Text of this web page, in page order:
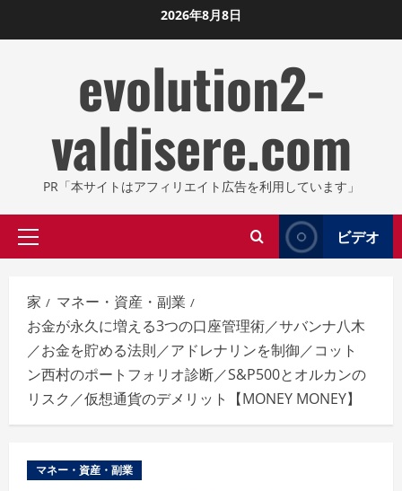
ン
2026年8月8日
evolution2-
valdisere.com
PR「本サイトはアフィリエイト広告を利用しています」
プ
イ
マ
リ
メ
ニ
ュ
ー
ビデオ
家
マネー・資産・副業
お金が永久に増える3つの口座管理術／サバンナ八木
／お金を貯める法則／アドレナリンを制御／コット
ン西村のポートフォリオ診断／S&P500とオルカンの
リスク／仮想通貨のデメリット【MONEY MONEY】
マネー・資産・副業